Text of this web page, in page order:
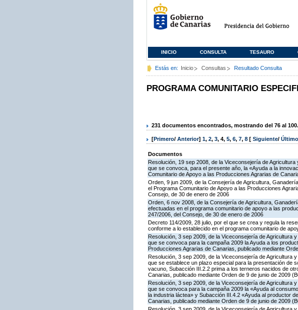
INICIO CONSULTA TESAURO
Estás en: Inicio Consultas Resultado Consulta
PROGRAMA COMUNITARIO
231 documentos encontrados, mostrando del 76 al 100.
[Primero/ Anterior] 1, 2, 3, 4, 5, 6, 7, 8 [ Siguiente/ Último
Documentos
Resolución, 19 sep 2008, de la Viceconsejería de
que se convoca, para el presente año, la «Ayuda a la
Comunitario de Apoyo a las Producciones Agrarias de
Orden, 9 jun 2009, de la Consejería de Agricultura,
el Programa Comunitario de Apoyo a las Producciones
Consejo, de 30 de enero de 2006
Orden, 6 nov 2008, de la Consejería de Agricultura,
efectuadas en el programa comunitario de apoyo a las
247/2006, del Consejo, de 30 de enero de 2006
Decreto 114/2009, 28 julio, por el que se crea y regula la
conforme a lo establecido en el programa comunitario de
Resolución, 3 sep 2009, de la Viceconsejería de Agricultura
que se convoca para la campaña 2009 la Ayuda a los
Producciones Agrarias de Canarias, publicado mediante
Resolución, 3 sep 2009, de la Viceconsejería de Agricultura
que se establece un plazo especial para la presentación de
vacuno, Subacción III.2.2 prima a los terneros nacidos de
Canarias, publicado mediante Orden de 9 de junio de 2009
Resolución, 3 sep 2009, de la Viceconsejería de Agricultura
que se convoca para la campaña 2009 la «Ayuda al
la industria láctea» y Subacción III.4.2 «Ayuda al productor
Canarias, publicado mediante Orden de 9 de junio de 2009